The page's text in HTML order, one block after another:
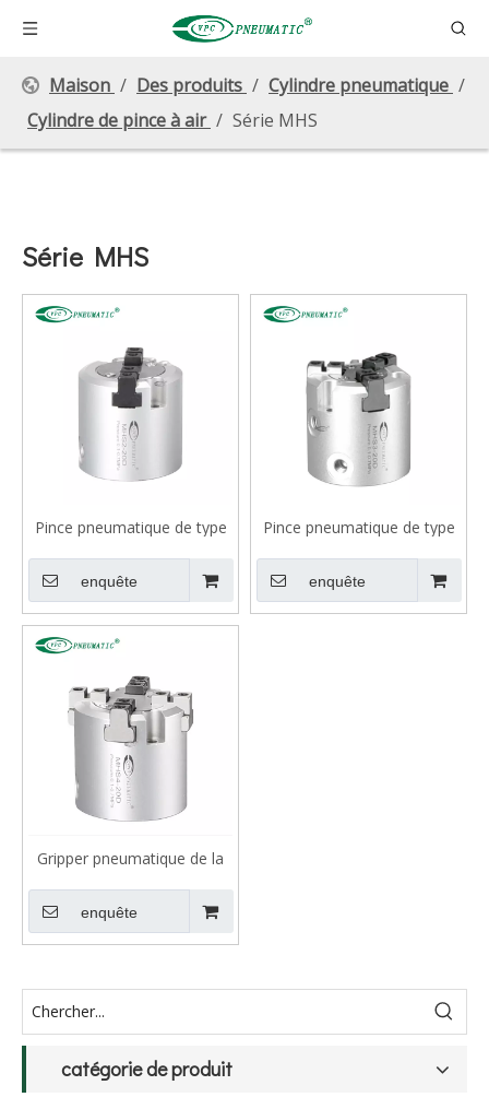
Maison / Des produits / Cylindre pneumatique /
Cylindre de pince à air / Série MHS
Série MHS
Pince pneumatique de type
doigts)
enquête
Pince pneumatique de type
doigts)
enquête
Gripper pneumatique de la
enquête
catégorie de produit